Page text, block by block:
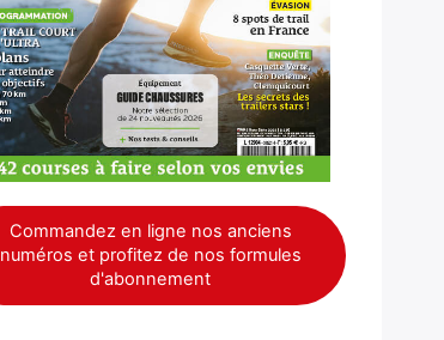
Commandez en ligne nos anciens
numéros et profitez de nos formules
d'abonnement